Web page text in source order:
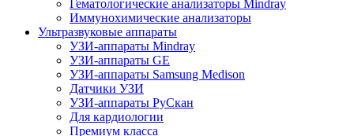
Гематологические анализаторы Mindray
Иммунохимические анализаторы
Ультразвуковые аппараты
УЗИ-аппараты Mindray
УЗИ-аппараты GE
УЗИ-аппараты Samsung Medison
Датчики УЗИ
УЗИ-аппараты РуСкан
Для кардиологии
Премиум класса